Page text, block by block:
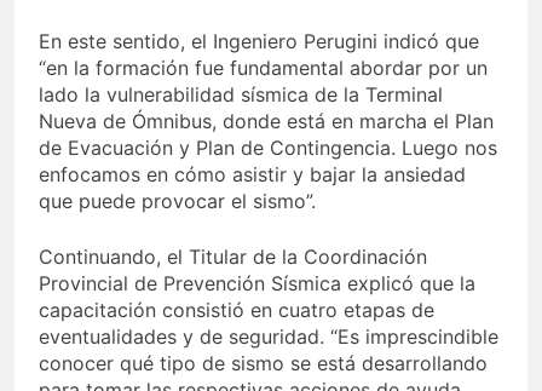
En este sentido, el Ingeniero Perugini indicó que
“en la formación fue fundamental abordar por un
lado la vulnerabilidad sísmica de la Terminal
Nueva de Ómnibus, donde está en marcha el Plan
de Evacuación y Plan de Contingencia. Luego nos
enfocamos en cómo asistir y bajar la ansiedad
que puede provocar el sismo”.
Continuando, el Titular de la Coordinación
Provincial de Prevención Sísmica explicó que la
capacitación consistió en cuatro etapas de
eventualidades y de seguridad. “Es imprescindible
conocer qué tipo de sismo se está desarrollando